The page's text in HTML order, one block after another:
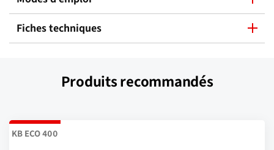
Fiches techniques
Produits recommandés
KB ECO 400